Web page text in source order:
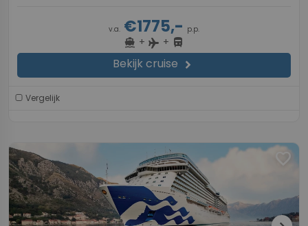
v.a. €1775,- p.p.
directions_boat + flight + directions_bus
Bekijk cruise chevron_right
Vergelijk
favorite